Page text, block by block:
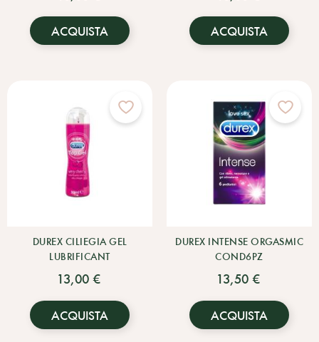
ACQUISTA ACQUISTA
DUREX CILIEGIA GEL
LUBRIFICANT
13,00 €
ACQUISTA
DUREX INTENSE ORGASMIC
COND6PZ
13,50 €
ACQUISTA